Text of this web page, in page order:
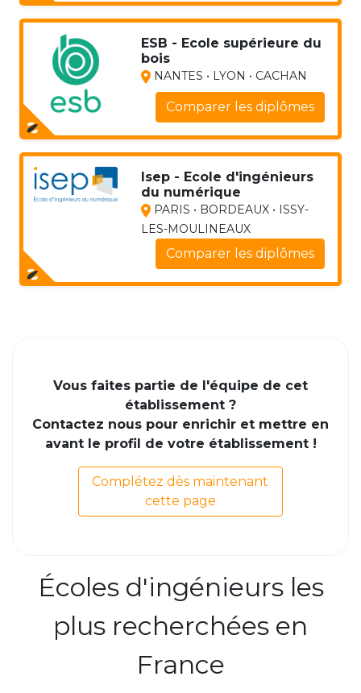
ESB - Ecole supérieure du
bois
NANTES • LYON • CACHAN
Comparer les diplômes
Isep - Ecole d'ingénieurs
du numérique
PARIS • BORDEAUX • ISSY-
LES-MOULINEAUX
Comparer les diplômes
Vous faites partie de l'équipe de cet
établissement ?
Contactez nous pour enrichir et mettre en
avant le profil de votre établissement !
Complétez dès maintenant
cette page
Écoles d'ingénieurs les
plus recherchées en
France